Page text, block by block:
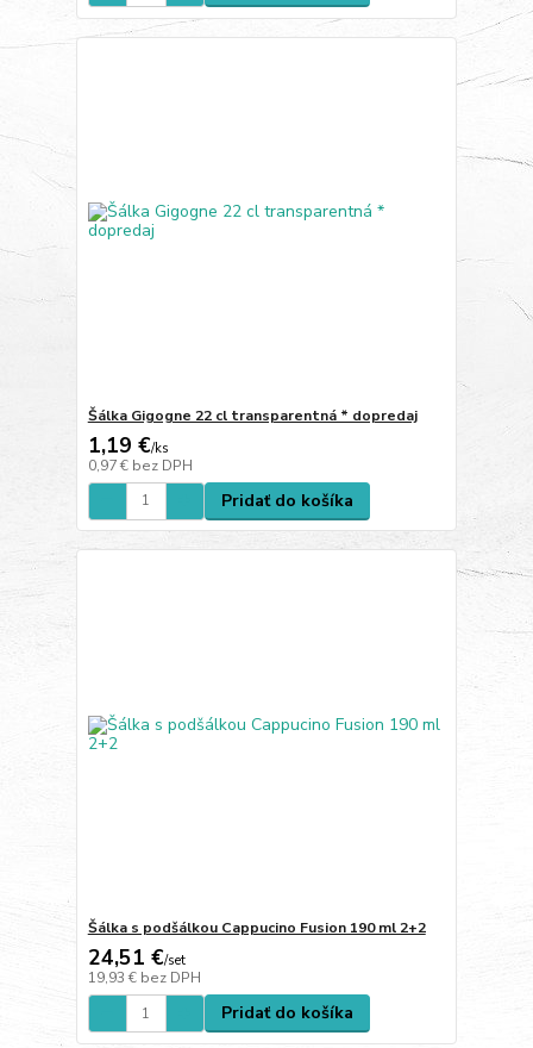
Šálka Gigogne 22 cl transparentná * dopredaj
1,19 €/ks
0,97 € bez DPH
Pridať do košíka
Šálka s podšálkou Cappucino Fusion 190 ml 2+2
24,51 €/set
19,93 € bez DPH
Pridať do košíka